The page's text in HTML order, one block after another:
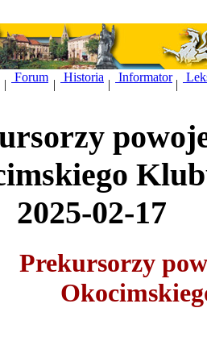
|
Forum
|
Historia
|
Informator
|
2025-02-17
Prekursorzy